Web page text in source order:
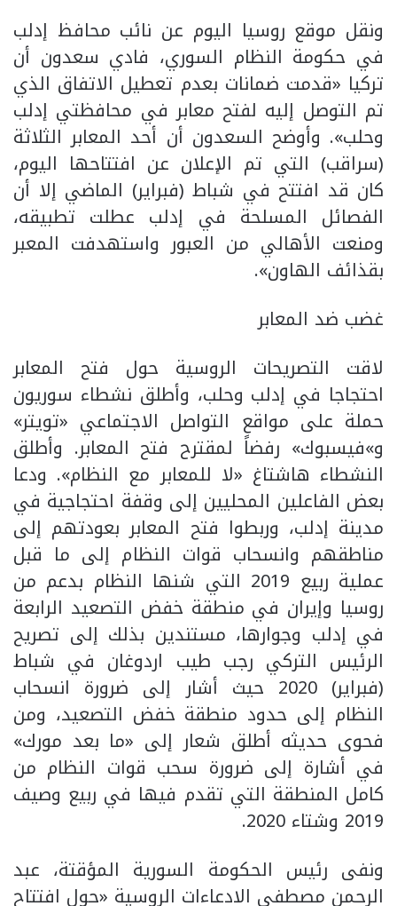
ونقل موقع روسيا اليوم عن نائب محافظ إدلب
في حكومة النظام السوري، فادي سعدون أن
تركيا «قدمت ضمانات بعدم تعطيل الاتفاق الذي
تم التوصل إليه لفتح معابر في محافظتي إدلب
وحلب». وأوضح السعدون أن أحد المعابر الثلاثة
(سراقب) التي تم الإعلان عن افتتاحها اليوم،
كان قد افتتح في شباط (فبراير) الماضي إلا أن
الفصائل المسلحة في إدلب عطلت تطبيقه،
ومنعت الأهالي من العبور واستهدفت المعبر
بقذائف الهاون».
غضب ضد المعابر
لاقت التصريحات الروسية حول فتح المعابر
احتجاجا في إدلب وحلب، وأطلق نشطاء سوريون
حملة على مواقع التواصل الاجتماعي «تويتر»
و»فيسبوك» رفضاً لمقترح فتح المعابر. وأطلق
النشطاء هاشتاغ «لا للمعابر مع النظام». ودعا
بعض الفاعلين المحليين إلى وقفة احتجاجية في
مدينة إدلب، وربطوا فتح المعابر بعودتهم إلى
مناطقهم وانسحاب قوات النظام إلى ما قبل
عملية ربيع 2019 التي شنها النظام بدعم من
روسيا وإيران في منطقة خفض التصعيد الرابعة
في إدلب وجوارها، مستندين بذلك إلى تصريح
الرئيس التركي رجب طيب اردوغان في شباط
(فبراير) 2020 حيث أشار إلى ضرورة انسحاب
النظام إلى حدود منطقة خفض التصعيد، ومن
فحوى حديثه أطلق شعار إلى «ما بعد مورك»
في أشارة إلى ضرورة سحب قوات النظام من
كامل المنطقة التي تقدم فيها في ربيع وصيف
2019 وشتاء 2020.
ونفى رئيس الحكومة السورية المؤقتة، عبد
الرحمن مصطفى الادعاءات الروسية «حول افتتاح